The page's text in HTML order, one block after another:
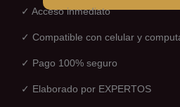
✓ Acceso inmediato
✓ Compatible con celular y
✓ Pago 100% seguro
✓ Elaborado por EXPERTOS